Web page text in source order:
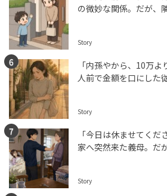
の微妙な関係。だが、
Story
「内孫やから、10万
人前で金額を口にした
Story
「今日は休ませてく
家へ突然来た義母。だ
Story